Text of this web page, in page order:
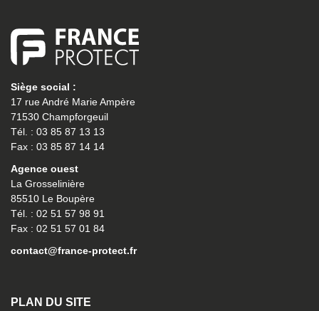
Siège social :
17 rue André Marie Ampère
71530 Champforgeuil
Tél. : 03 85 87 13 13
Fax : 03 85 87 14 14
Agence ouest
La Grosselinière
85510 Le Boupère
Tél. : 02 51 57 98 91
Fax : 02 51 57 01 84
contact@france-protect.fr
PLAN DU SITE